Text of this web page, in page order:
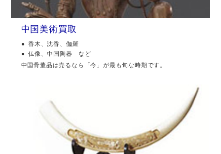
中国美術買取
香木、沈香、伽羅
仏像、中国陶器 など
中国骨董品は売るなら「今」が最も旬な時期です。